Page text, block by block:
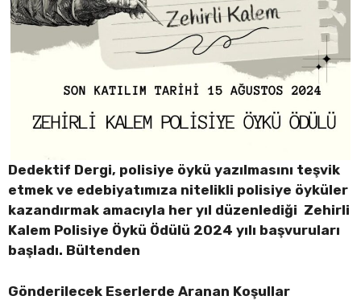
Dedektif Dergi, polisiye öykü yazılmasını teşvik
etmek ve edebiyatımıza nitelikli polisiye öyküler
kazandırmak amacıyla her yıl düzenlediği Zehirli
Kalem Polisiye Öykü Ödülü 2024 yılı başvuruları
başladı. Bültenden
Gönderilecek Eserlerde Aranan Koşullar